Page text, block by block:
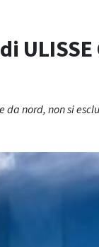
di
nord, non si